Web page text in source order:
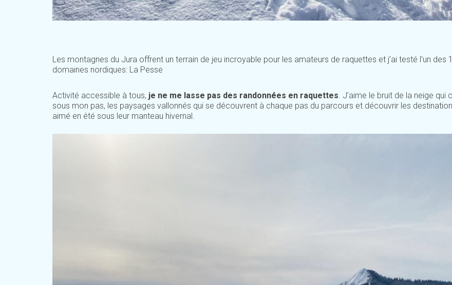
Les montagnes du Jura offrent un terrain de jeu incroyable pour les amateurs de raquettes et j’ai testé l’un des
domaines nordiques: La Pesse
Activité accessible à tous, je ne me lasse pas des randonnées en raquettes . J’aime le bruit de la neige qui
sous mon pas, les paysages vallonnés qui se découvrent à chaque pas du parcours et découvrir les
aimé en été sous leur manteau hivernal.